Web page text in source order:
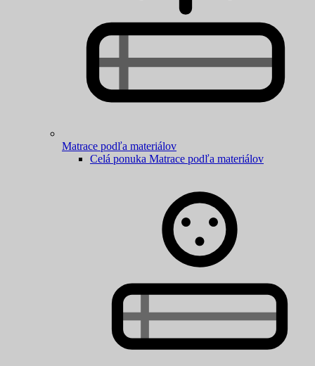
Matrace podľa materiálov
Celá ponuka Matrace podľa materiálov